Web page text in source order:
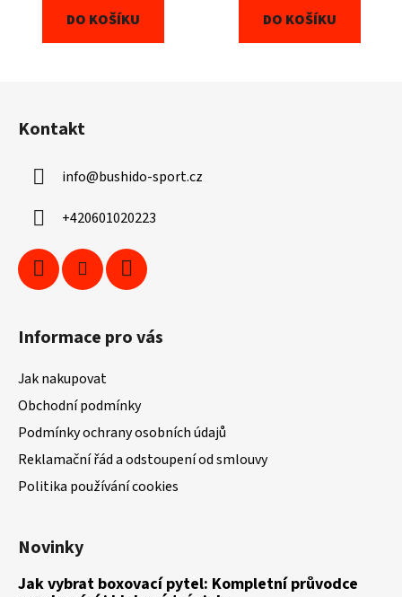
DO KOŠÍKU DO KOŠÍKU
Kontakt
info@bushido-sport.cz
+420601020223
Informace pro vás
Jak nakupovat
Obchodní podmínky
Podmínky ochrany osobních údajů
Reklamační řád a odstoupení od smlouvy
Politika používání cookies
Novinky
Jak vybrat boxovací pytel: Kompletní průvodce